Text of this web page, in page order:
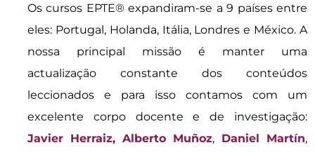
Os cursos EPTE® expandiram-se a 9 países entre
eles: Portugal, Holanda, Itália, Londres e México. A
nossa principal missão é manter uma
actualização constante dos conteúdos
leccionados e para isso contamos com um
excelente corpo docente e de investigação:
Javier Herraiz, Alberto Muñoz, Daniel Martín,